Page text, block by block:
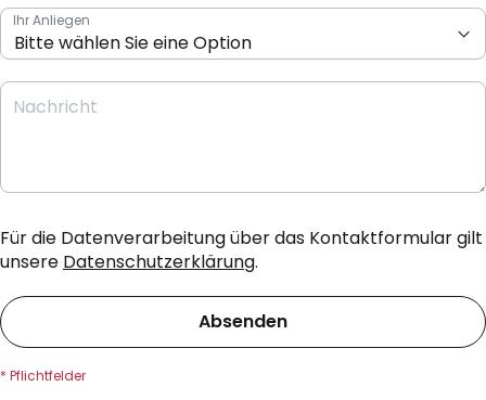
Ihr Anliegen
Nachricht
Für die Datenverarbeitung über das Kontaktformular gilt
unsere Datenschutzerklärung.
Absenden